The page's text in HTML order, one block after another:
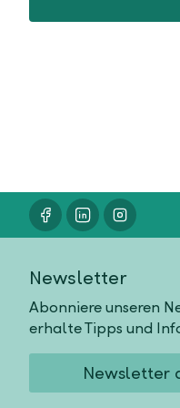
Newsletter
Abonniere unseren
erhalte Tipps und
Newsletter